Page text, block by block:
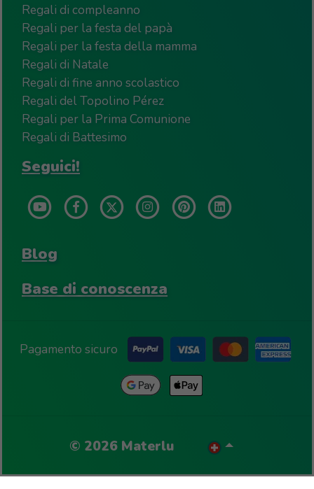
Regali di compleanno
Regali per la festa del papà
Regali per la festa della mamma
Regali di Natale
Regali di fine anno scolastico
Regali del Topolino Pérez
Regali per la Prima Comunione
Regali di Battesimo
Seguici!
Blog
Base di conoscenza
Pagamento sicuro
© 2026Materlu